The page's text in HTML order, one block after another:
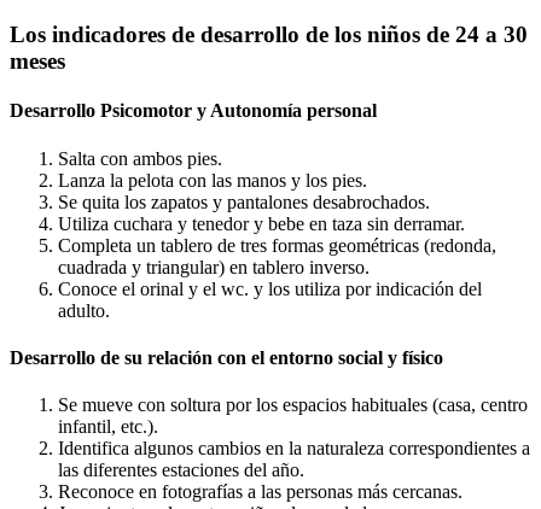
Los indicadores de desarrollo de los niños de 24 a 30
meses
Desarrollo Psicomotor y Autonomía personal
Salta con ambos pies.
Lanza la pelota con las manos y los pies.
Se quita los zapatos y pantalones desabrochados.
Utiliza cuchara y tenedor y bebe en taza sin derramar.
Completa un tablero de tres formas geométricas (redonda,
cuadrada y triangular) en tablero inverso.
Conoce el orinal y el wc. y los utiliza por indicación del
adulto.
Desarrollo de su relación con el entorno social y físico
Se mueve con soltura por los espacios habituales (casa, centro
infantil, etc.).
Identifica algunos cambios en la naturaleza correspondientes a
las diferentes estaciones del año.
Reconoce en fotografías a las personas más cercanas.